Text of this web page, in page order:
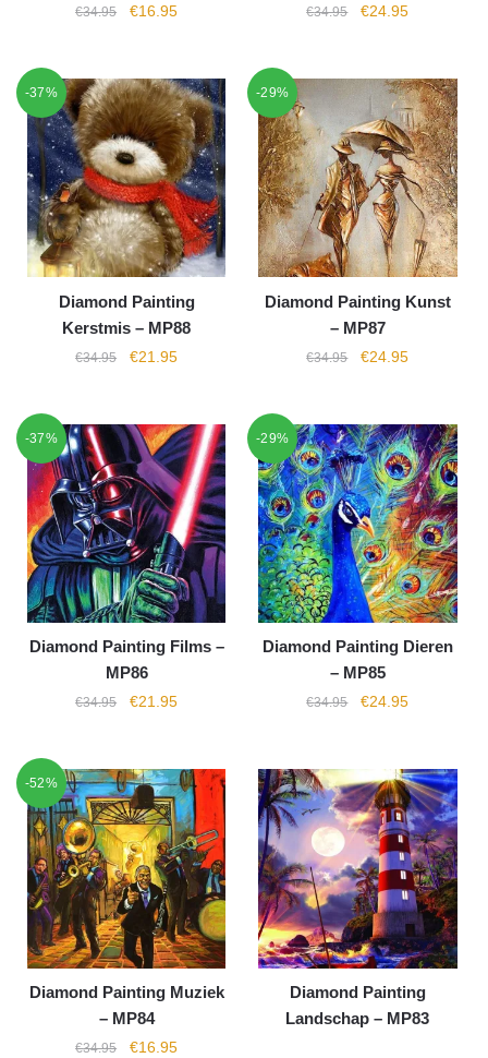
€34.95 €16.95 €34.95 €24.95
-37%
Diamond Painting
Kerstmis – MP88
€34.95 €21.95
-29%
Diamond Painting Kunst
– MP87
€34.95 €24.95
-37%
Diamond Painting Films –
MP86
€34.95 €21.95
-29%
Diamond Painting Dieren
– MP85
€34.95 €24.95
-52%
Diamond Painting Muziek
– MP84
€34.95 €16.95
Diamond Painting
Landschap – MP83